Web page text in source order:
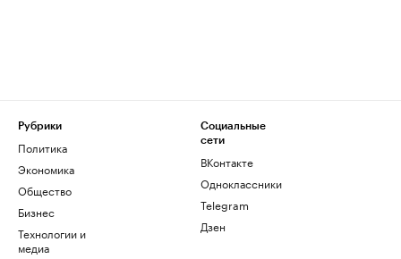
Рубрики
Политика
Экономика
Общество
Бизнес
Технологии и
медиа
Социальные
сети
ВКонтакте
Одноклассники
Telegram
Дзен